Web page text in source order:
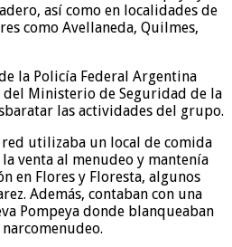
así como en localidades de
como Avellaneda, Quilmes,
la Policía Federal Argentina
del Ministerio de Seguridad de la
las actividades del grupo.
utilizaba un local de comida
venta al menudeo y mantenía
en Flores y Floresta, algunos
Además, contaban con una
Pompeya donde blanqueaban